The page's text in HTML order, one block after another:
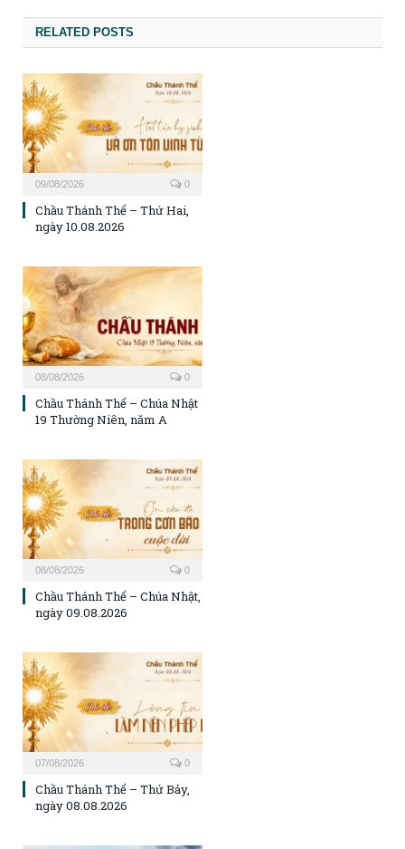
RELATED POSTS
09/08/2026 0
Chầu Thánh Thể – Thứ Hai,
ngày 10.08.2026
08/08/2026 0
Chầu Thánh Thể – Chúa Nhật
19 Thường Niên, năm A
08/08/2026 0
Chầu Thánh Thể – Chúa Nhật,
ngày 09.08.2026
07/08/2026 0
Chầu Thánh Thể – Thứ Bảy,
ngày 08.08.2026